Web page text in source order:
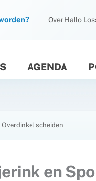
Over Hallo
AGENDA
scheiden
en